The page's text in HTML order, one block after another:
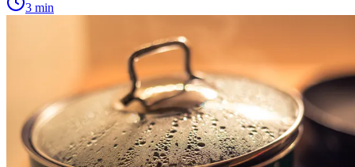
3 min